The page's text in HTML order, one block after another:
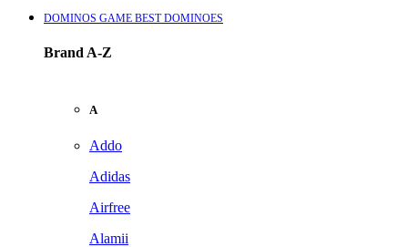
DOMINOS GAME BEST DOMINOES
Brand A-Z
A
Addo
Adidas
Airfree
Alamii